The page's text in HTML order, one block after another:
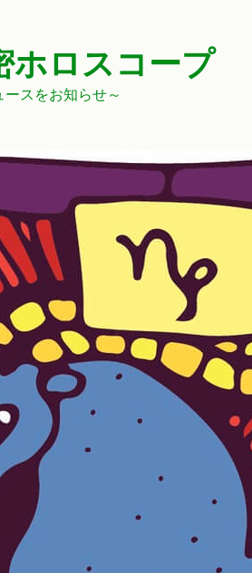
ホロスコープ
スをお知らせ～